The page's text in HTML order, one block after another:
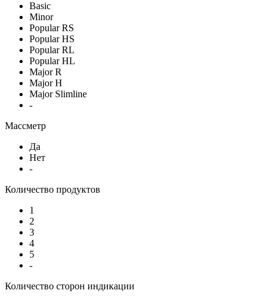
Basic
Minor
Popular RS
Popular HS
Popular RL
Popular HL
Major R
Major H
Major Slimline
-
Массметр
Да
Нет
-
Количество продуктов
1
2
3
4
5
-
Количество сторон индикации